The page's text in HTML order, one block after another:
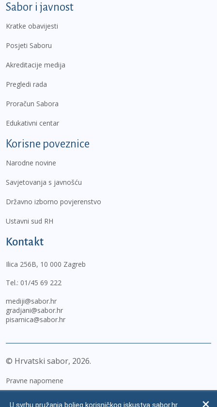
Sabor i javnost
Kratke obavijesti
Posjeti Saboru
Akreditacije medija
Pregledi rada
Proračun Sabora
Edukativni centar
Korisne poveznice
Narodne novine
Savjetovanja s javnošću
Državno izborno povjerenstvo
Ustavni sud RH
Kontakt
Ilica 256B, 10 000 Zagreb
Tel.: 01/45 69 222
mediji@sabor.hr
gradjani@sabor.hr
pisarnica@sabor.hr
© Hrvatski sabor, 2026
Pravne napomene
U svrhu pružanja boljeg korisničkog iskustva sabor.hr